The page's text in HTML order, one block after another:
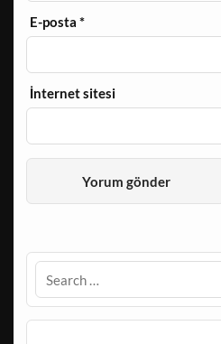
E-posta*
İnternet sitesi